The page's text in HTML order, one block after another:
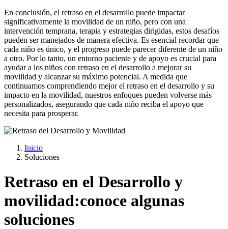
En conclusión, el retraso en el desarrollo puede impactar
significativamente la movilidad de un niño, pero con una
intervención temprana, terapia y estrategias dirigidas, estos desafíos
pueden ser manejados de manera efectiva. Es esencial recordar que
cada niño es único, y el progreso puede parecer diferente de un niño
a otro. Por lo tanto, un entorno paciente y de apoyo es crucial para
ayudar a los niños con retraso en el desarrollo a mejorar su
movilidad y alcanzar su máximo potencial. A medida que
continuamos comprendiendo mejor el retraso en el desarrollo y su
impacto en la movilidad, nuestros enfoques pueden volverse más
personalizados, asegurando que cada niño reciba el apoyo que
necesita para prosperar.
Ruta
de
navegación
Inicio
Soluciones
Retraso en el Desarrollo y
movilidad:conoce algunas
soluciones